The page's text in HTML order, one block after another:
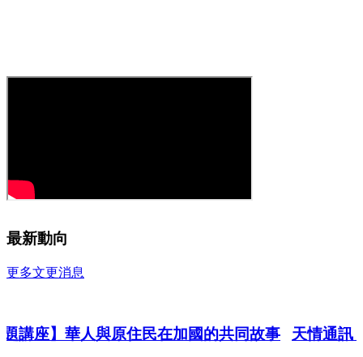
最新動向
更多文更消息
講座】華人與原住民在加國的共同故事 天情通訊